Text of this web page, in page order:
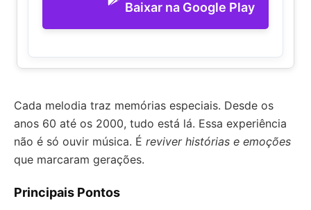
Baixar na Google Play
Cada melodia traz memórias especiais. Desde os
anos 60 até os 2000, tudo está lá. Essa experiência
não é só ouvir música. É reviver histórias e emoções
que marcaram gerações.
Principais Pontos